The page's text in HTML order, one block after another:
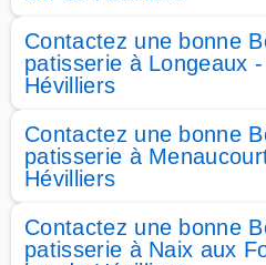
Contactez une bonne
patisserie à Longeaux
Hévilliers
Contactez une bonne
patisserie à
Hévilliers
Contactez une bonne
patisserie à Naix aux